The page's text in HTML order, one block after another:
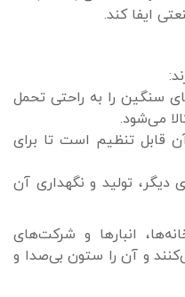
ایفا کند.
سنگین را به راحتی تحمل
می‌شود.
قابل تنظیم است تا برای
دیگر، تولید و نگهداری آن
انبارها و شرکت‌های
و آن را ستون بی‌صدا و